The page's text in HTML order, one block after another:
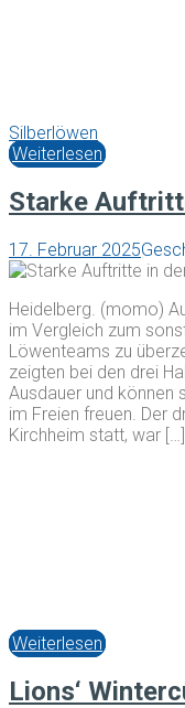
Silberlöwen
Weiterlesen
Starke
17. Februar 2025
Heidelberg. (momo)
im Vergleich zum
Löwenteams zu
zeigten bei den drei
Ausdauer und
im Freien freuen. Der
Kirchheim statt, war […]
Weiterlesen
Lions‘